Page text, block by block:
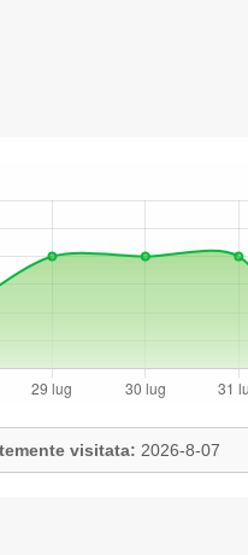
visitata: 2026-8-07